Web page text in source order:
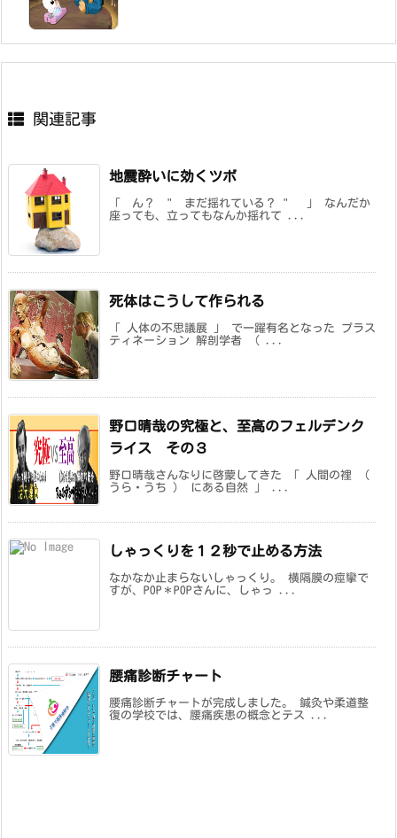
関連記事
地震酔いに効くツボ
「 ん？ " まだ揺れている？ " 」 なんだか
座っても、立ってもなんか揺れて ...
死体はこうして作られる
「 人体の不思議展 」 で一躍有名となった プラス
ティネーション 解剖学者 （ ...
野口晴哉の究極と、至高のフェルデンク
ライス その３
野口晴哉さんなりに啓蒙してきた 「 人間の裡 （
うら・うち ） にある自然 」 ...
しゃっくりを１２秒で止める方法
なかなか止まらないしゃっくり。 横隔膜の痙攣で
すが、POP＊POPさんに、しゃっ ...
腰痛診断チャート
腰痛診断チャートが完成しました。 鍼灸や柔道整
復の学校では、腰痛疾患の概念とテス ...